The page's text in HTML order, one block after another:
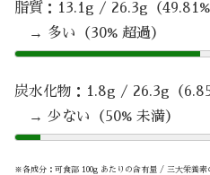
脂質：13.1g / 26.3g（49.81%
→ 多い（30% 超過）
炭水化物：1.8g / 26.3g（
→ 少ない（50% 未満）
※各成分：可食部 100g あたりの含有量 / 三大栄養素